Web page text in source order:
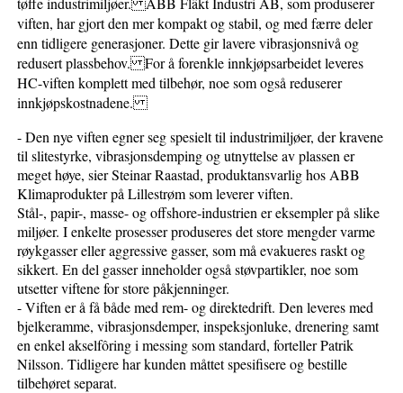
viften, har gjort den mer kompakt og stabil, og med færre deler
enn tidligere generasjoner. Dette gir lavere vibrasjonsnivå og
redusert plassbehov. For å forenkle innkjøpsarbeidet leveres
HC-viften komplett med tilbehør, noe som også reduserer
innkjøpskostnadene.
- Den nye viften egner seg spesielt til industrimiljøer, der kravene
til slitestyrke, vibrasjonsdemping og utnyttelse av plassen er
meget høye, sier Steinar Raastad, produktansvarlig hos ABB
Klimaprodukter på Lillestrøm som leverer viften.
Stål-, papir-, masse- og offshore-industrien er eksempler på slike
miljøer. I enkelte prosesser produseres det store mengder varme
røykgasser eller aggressive gasser, som må evakueres raskt og
sikkert. En del gasser inneholder også støvpartikler, noe som
utsetter viftene for store påkjenninger.
- Viften er å få både med rem- og direktedrift. Den leveres med
bjelkeramme, vibrasjonsdemper, inspeksjonluke, drenering samt
en enkel akselfôring i messing som standard, forteller Patrik
Nilsson. Tidligere har kunden måttet spesifisere og bestille
tilbehøret separat.